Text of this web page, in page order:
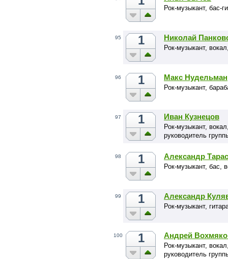
Рок-музыкант, бас-
95 1 Николай
Рок-музыкант,
96 1 Макс Нудельман
Рок-музыкант,
97 1 Иван Кузнецов
Рок-музыкант,
руководитель
98 1 Александр
Рок-музыкант, бас,
99 1 Александр
Рок-музыкант,
100 1 Андрей
Рок-музыкант,
руководитель